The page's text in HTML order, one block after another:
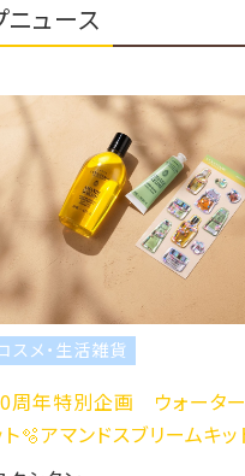
ュース
雑貨
企画 ウォーターシールキ
ンドスブリームキット🌿